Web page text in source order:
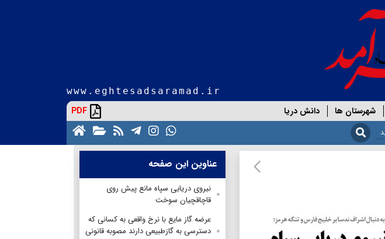
www.eghtesadsaramad.ir
شهرستان ها دانش دریا PDF
عناوین این صفحه
نیروی دریایی سپاه مانع پیش روی
قاچاقچیان سوخت
عرضه گاز مایع با نرخ واقعی به کسانی که
دسترسی به گازطبیعی دارند مصوبه قانونی